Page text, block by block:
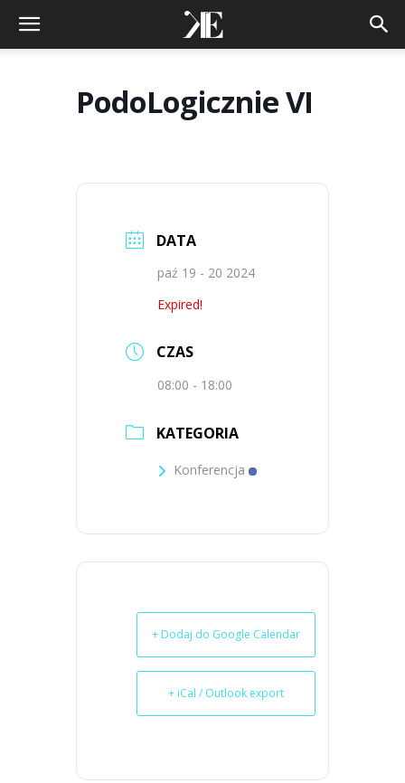
PodoLogicznie VI
DATA
paź 19 - 20 2024
Expired!
CZAS
08:00 - 18:00
KATEGORIA
Konferencja
+ Dodaj do Google Calendar
+ iCal / Outlook export